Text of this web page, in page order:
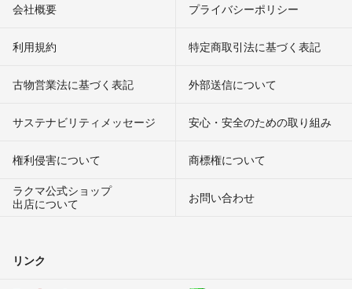
会社概要 プライバシーポリシー
利用規約 特定商取引法に基づく表記
古物営業法に基づく表記 外部送信について
サステナビリティメッセージ 安心・安全のための取り組み
権利侵害について
商標権について
ラクマ公式ショップ
出店について
お問い合わせ
リンク